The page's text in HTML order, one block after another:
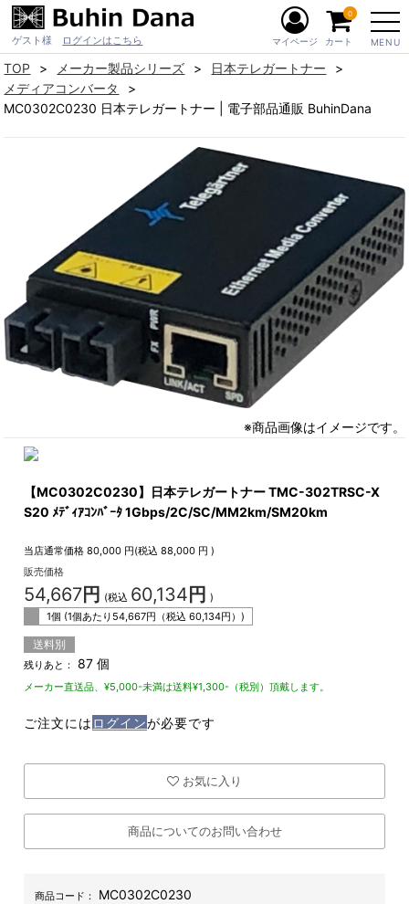
ゲスト様 ログインはこちら MENU
マイページ カート
0
TOP メーカー製品シリーズ
日本テレガートナー
メディアコンバータ
MC0302C0230 日本テレガートナー | 電子部品通販 BuhinDana
※商品画像はイメージです。
【MC0302C0230】日本テレガートナー TMC-302TRSC-X
S20 ﾒﾃﾞｨｱｺﾝﾊﾞｰﾀ 1Gbps/2C/SC/MM2km/SM20km
当店通常価格 80,000 円(税込88,000 円 )
販売価格
54,667円 (税込 60,134 円 )
1個 (1個あたり 54,667円（税込60,134円）)
送料別
残りあと： 87 個
メーカー直送品、¥5,000-未満は送料¥1,300-（税別）頂戴します。
ご注文には ログインが必要です
お気に入り
商品についてのお問い合わせ
商品コード： MC0302C0230